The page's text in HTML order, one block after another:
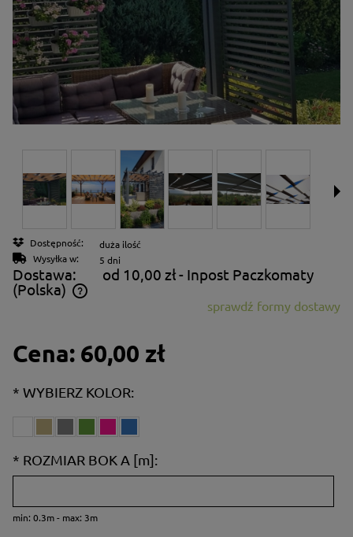
Dostępność:
duża ilość
Wysyłka w:
5 dni
Dostawa: od 10,00 zł- Inpost Paczkomaty
(Polska)
Cena nie zawiera ewentualnych kosztów płatnościsprawdź formy dostawy
Cena: 60,00 zł
* WYBIERZ KOLOR:
* ROZMIAR BOK A [m]:
min: 0.3m - max: 3m